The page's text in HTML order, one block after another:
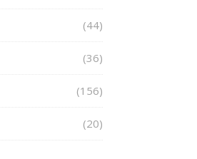
(44)
(36)
(156)
(20)